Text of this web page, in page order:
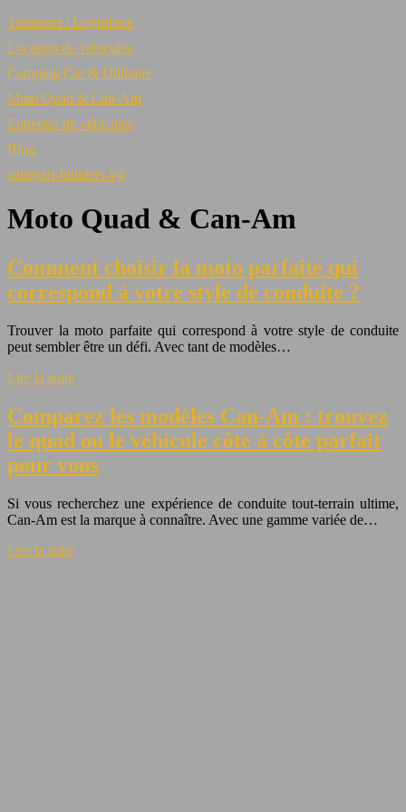
Transport / Logistique
Location de véhicules
Camping Car & Utilitaire
Moto Quad & Can-Am
Entretien de véhicules
Blog
callegari-builders-v4
Moto Quad & Can-Am
Comment choisir la moto parfaite qui
correspond à votre style de conduite ?
Trouver la moto parfaite qui correspond à votre style de conduite
peut sembler être un défi. Avec tant de modèles…
Lire la suite
Comparez les modèles Can-Am : trouvez
le quad ou le véhicule côte à côte parfait
pour vous
Si vous recherchez une expérience de conduite tout-terrain ultime,
Can-Am est la marque à connaître. Avec une gamme variée de…
Lire la suite